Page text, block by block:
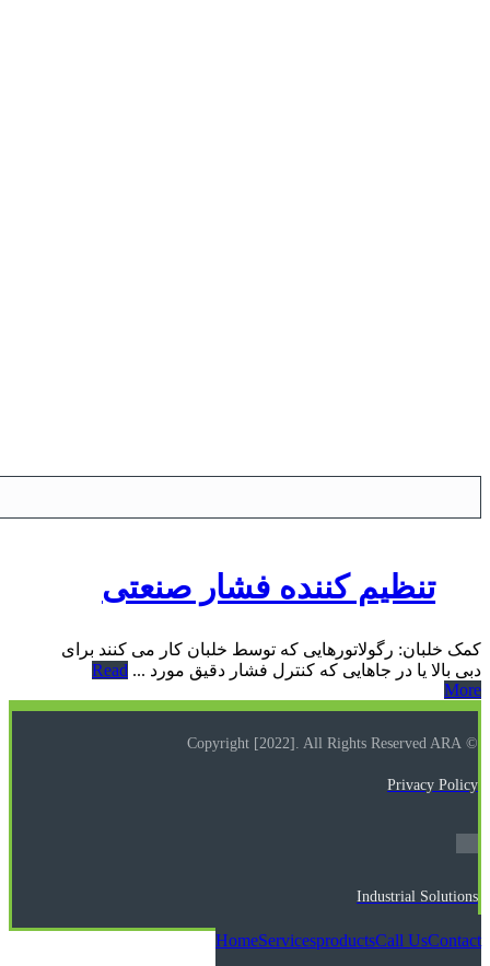
تنظیم کننده فشار صنعتی
کمک خلبان: رگولاتورهایی که توسط خلبان کار می کنند برای
دبی بالا یا در جاهایی که کنترل فشار دقیق مورد ... Read
More
© Copyright [2022]. All Rights Reserved ARA
Privacy Policy
Industrial Solutions
HomeServicesproductsCall UsContact